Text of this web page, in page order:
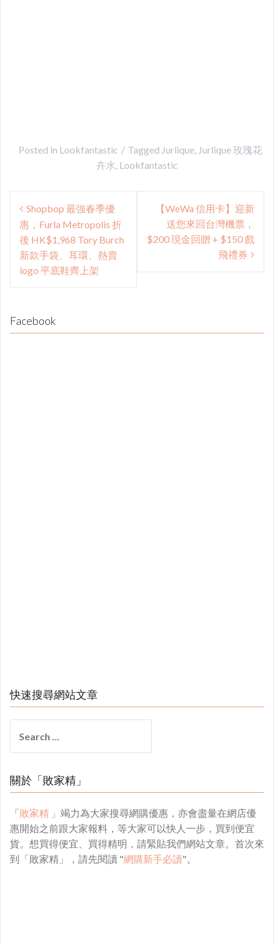
Posted in Lookfantastic Tagged Jurlique, Jurlique 玫瑰花
卉水, Lookfantastic
Post
navigation
Shopbop 最強春季優
惠，Furla Metropolis 折
後 HK$1,968 Tory Burch
新款手袋、耳環、熱賣
logo 平底鞋齊上架
【WeWa 信用卡】迎新
送您來回台灣機票，
$200 現金回贈 + $150 戲
飛禮券
Facebook
快速搜尋網站文章
for:
關於「敗家精」
「敗家精 」竭力為大家搜尋網購優惠，亦會盡量在網店優
惠開始之前跟大家報料，等大家可以快人一步，買到便宜
貨。想買得便宜、買得精明，請緊貼我們網站文章。首次來
到「敗家精」，請先閱讀 "網購新手必讀"。